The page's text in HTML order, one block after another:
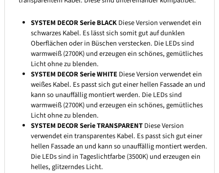
SYSTEM DECOR Serie BLACKDiese Version verwendet ein
schwarzes Kabel. Es lässt sich somit gut auf dunklen
Oberflächen oder in Büschen verstecken. Die LEDs sind
warmweiß (2700K) und erzeugen ein schönes, gemütliches
Licht ohne zu blenden.
SYSTEM DECOR Serie WHITEDiese Version verwendet ein
weißes Kabel. Es passt sich gut einer hellen Fassade an und
kann so unauffällig montiert werden. Die LEDs sind
warmweiß (2700K) und erzeugen ein schönes, gemütliches
Licht ohne zu blenden.
SYSTEM DECOR Serie TRANSPARENTDiese Version
verwendet ein transparentes Kabel. Es passt sich gut einer
hellen Fassade an und kann so unauffällig montiert werden.
Die LEDs sind in Tageslichtfarbe (3500K) und erzeugen ein
helles, glitzerndes Licht.